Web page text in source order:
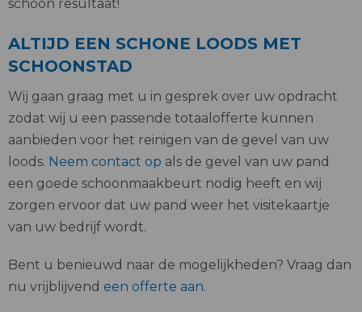
schoon resultaat!
ALTIJD EEN SCHONE LOODS MET
SCHOONSTAD
Wij gaan graag met u in gesprek over uw opdracht
zodat wij u een passende totaalofferte kunnen
aanbieden voor het reinigen van de gevel van uw
loods. Neem contact op als de gevel van uw pand
een goede schoonmaakbeurt nodig heeft en wij
zorgen ervoor dat uw pand weer het visitekaartje
van uw bedrijf wordt.
Bent u benieuwd naar de mogelijkheden? Vraag dan
nu vrijblijvend een offerte aan.